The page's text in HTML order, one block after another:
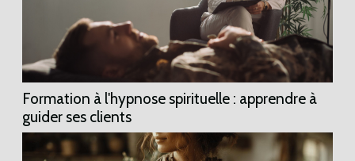
Formation à l'hypnose spirituelle : apprendre à
guider ses clients